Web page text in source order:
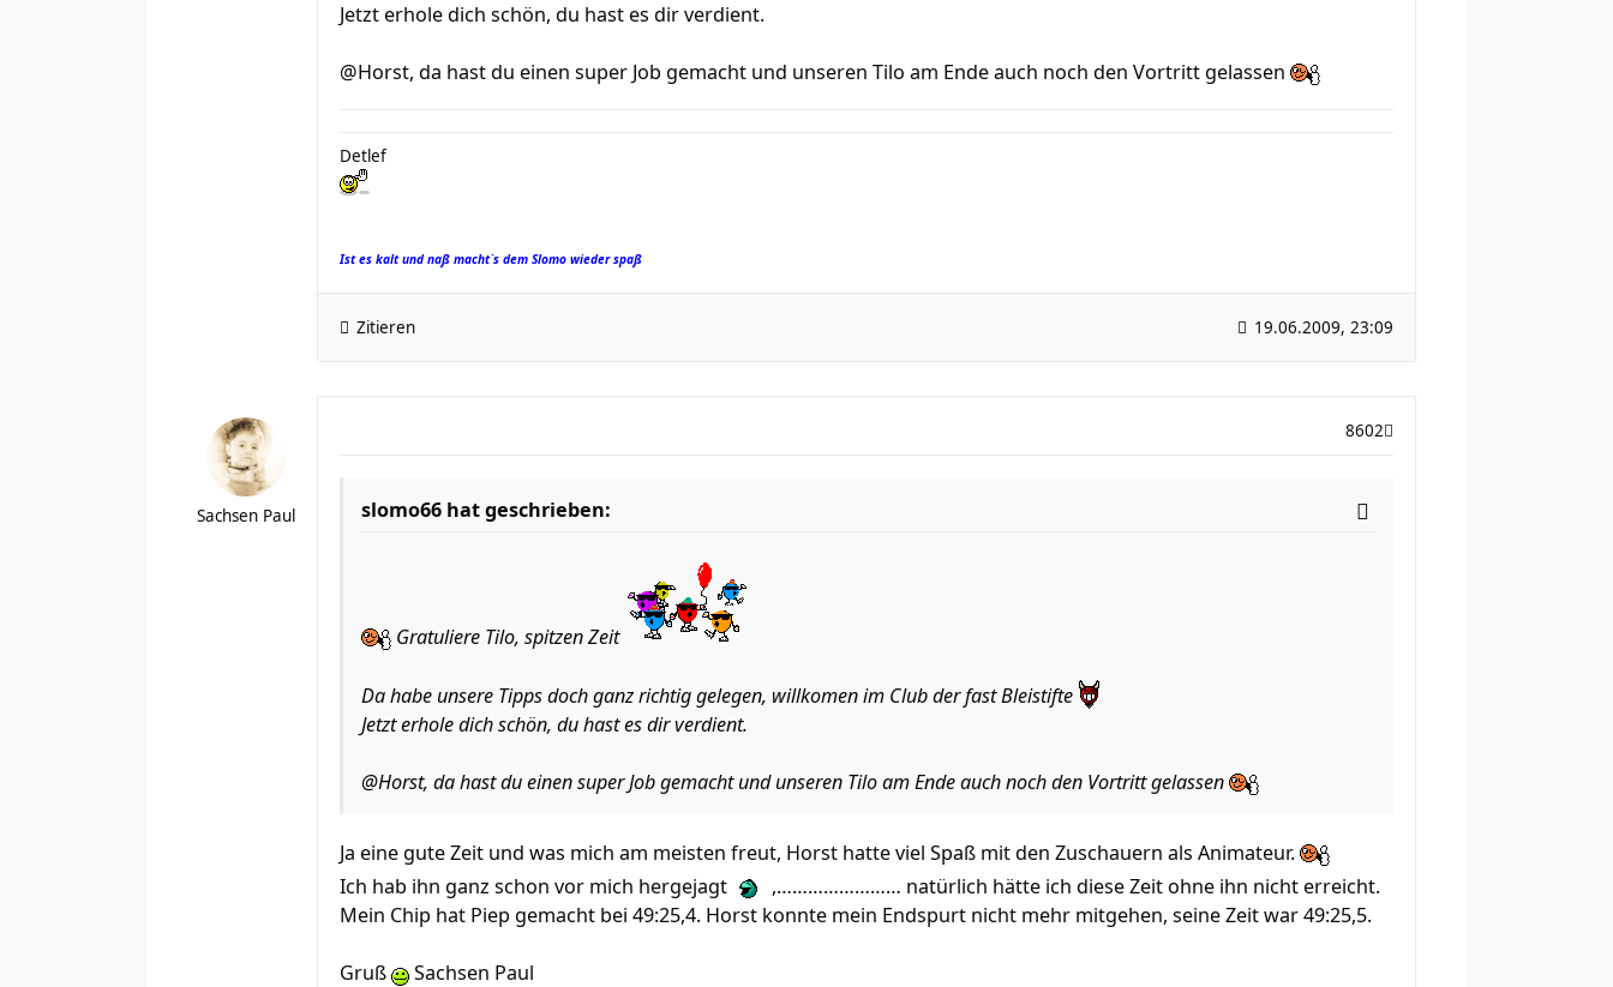
Jetzt erhole dich schön, du hast es dir verdient.
@Horst, da hast du einen super Job gemacht und unseren Tilo am Ende auch noch den Vortritt gelassen
Detlef
Ist es kalt und naß macht`s dem Slomo wieder spaß
Zitieren 19.06.2009, 23:09
Sachsen Paul
8602
slomo66 hat geschrieben:
Gratuliere Tilo, spitzen Zeit
Da habe unsere Tipps doch ganz richtig gelegen, willkomen im Club der fast Bleistifte
Jetzt erhole dich schön, du hast es dir verdient.
@Horst, da hast du einen super Job gemacht und unseren Tilo am Ende auch noch den Vortritt gelassen
Ja eine gute Zeit und was mich am meisten freut, Horst hatte viel Spaß mit den Zuschauern als Animateur.
Ich hab ihn ganz schon vor mich hergejagt
,…………………… natürlich hätte ich diese Zeit ohne ihn nicht erreicht.
Mein Chip hat Piep gemacht bei 49:25,4. Horst konnte mein Endspurt nicht mehr mitgehen, seine Zeit war 49:25,5.
Gruß Sachsen Paul